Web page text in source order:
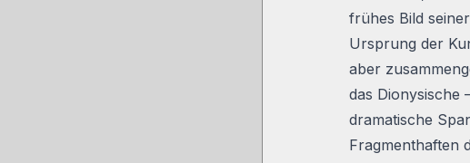
frühes Bild
Ursprung der
aber
das Dionysische
dramatische
Fragmenthaften